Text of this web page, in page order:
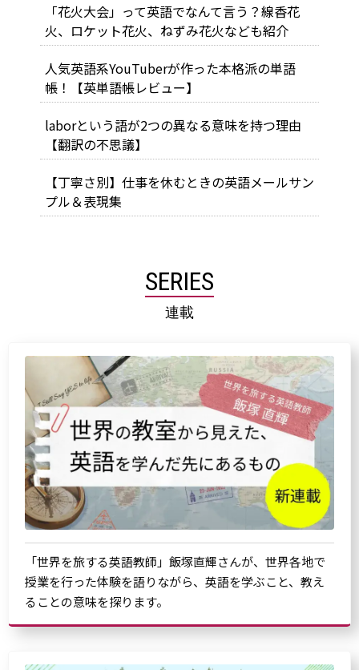
「花火大会」って英語でなんて言う？線香花
火、ロケット花火、ねずみ花火なども紹介
人気英語系YouTuberが作った本格派の単語
帳！【英単語帳レビュー】
laborという語が2つの異なる意味を持つ理由
【翻訳の不思議】
【丁寧さ別】仕事を休むときの英語メールサン
プル＆表現集
SERIES
連載
「世界を旅する英語教師」飯塚直輝さんが、世界各地で
授業を行った体験を語りながら、英語を学ぶこと、教え
ることの意味を探ります。